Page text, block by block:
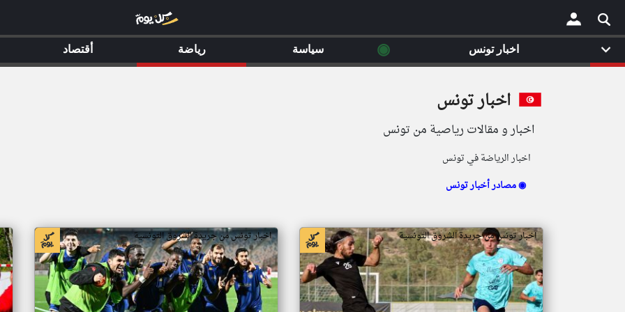
× اخبار تونس
اخبار و مقالات رياصية من تونس
اخبار الرياضة في تونس
مصادر أخبار تونس ◉
اخبار تونس من جريدة الشروق التونسية اخبار تونس من جريدة الشروق التونسية
اخبار تونس ◉ سياسة رياضة أقتصاد